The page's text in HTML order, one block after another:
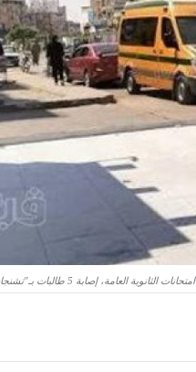
امتحانات الثانوية العامة، إصابة 5 طالبات بـ"تشنجات وإغماءات" في بني سويف